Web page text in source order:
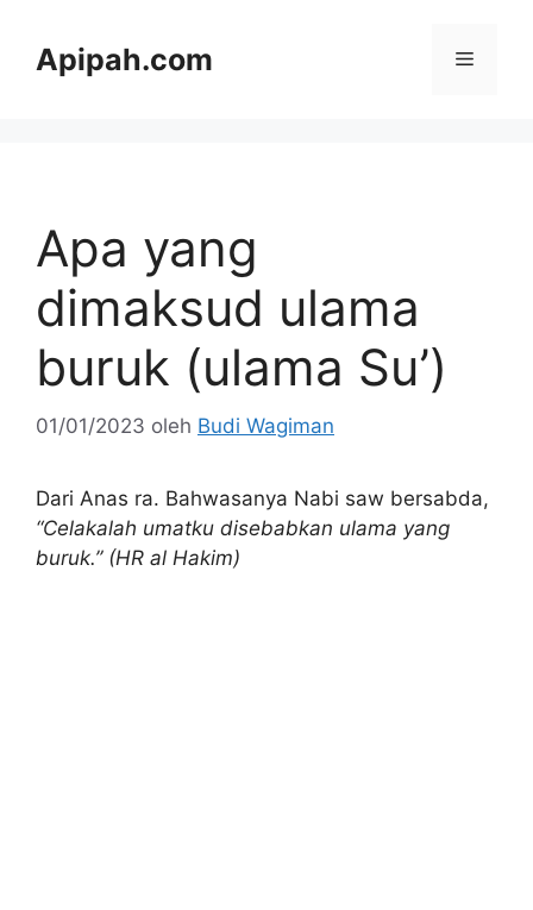
Apipah.com Menu
Apa yang
dimaksud ulama
buruk (ulama Su’)
01/01/2023 oleh Budi Wagiman
Dari Anas ra. Bahwasanya Nabi saw bersabda,
“Celakalah umatku disebabkan ulama yang
buruk.” (HR al Hakim)